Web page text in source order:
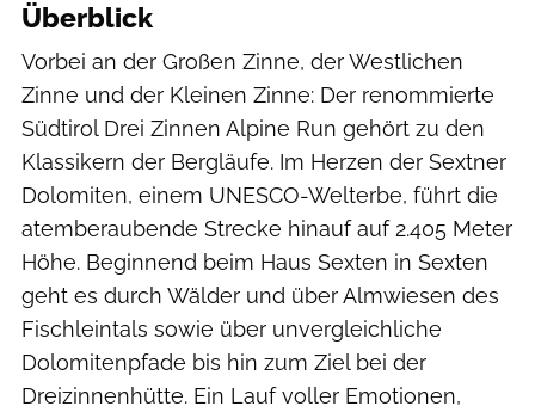
Überblick
Vorbei an der Großen Zinne, der Westlichen
Zinne und der Kleinen Zinne: Der renommierte
Südtirol Drei Zinnen Alpine Run gehört zu den
Klassikern der Bergläufe. Im Herzen der Sextner
Dolomiten, einem UNESCO-Welterbe, führt die
atemberaubende Strecke hinauf auf 2.405 Meter
Höhe. Beginnend beim Haus Sexten in Sexten
geht es durch Wälder und über Almwiesen des
Fischleintals sowie über unvergleichliche
Dolomitenpfade bis hin zum Ziel bei der
Dreizinnenhütte. Ein Lauf voller Emotionen,